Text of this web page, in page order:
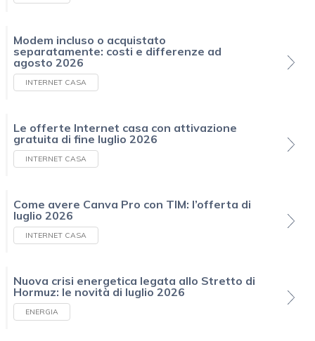
Modem incluso o acquistato
separatamente: costi e differenze ad
agosto 2026
INTERNET CASA
Le offerte Internet casa con attivazione
gratuita di fine luglio 2026
INTERNET CASA
Come avere Canva Pro con TIM: l’offerta di
luglio 2026
INTERNET CASA
Nuova crisi energetica legata allo Stretto di
Hormuz: le novità di luglio 2026
ENERGIA